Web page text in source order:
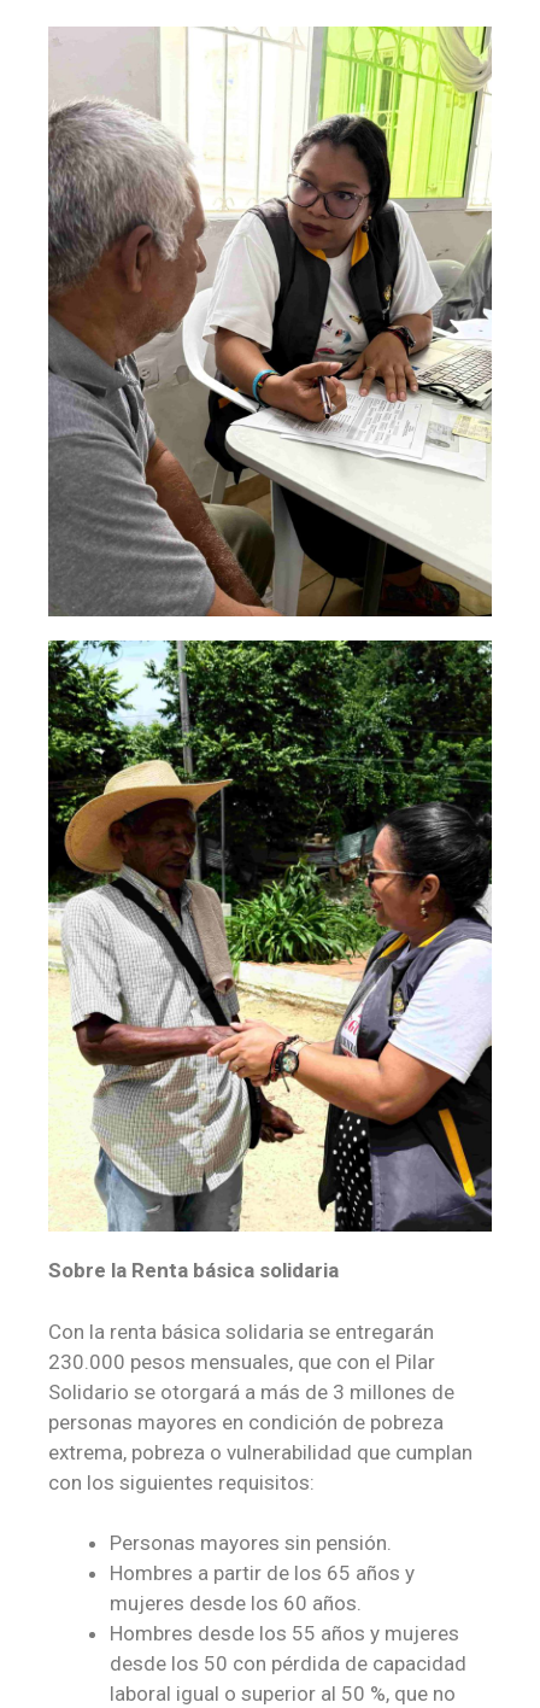
Sobre la Renta básica solidaria
Con la renta básica solidaria se entregarán
230.000 pesos mensuales, que con el Pilar
Solidario se otorgará a más de 3 millones de
personas mayores en condición de pobreza
extrema, pobreza o vulnerabilidad que cumplan
con los siguientes requisitos:
Personas mayores sin pensión.
Hombres a partir de los 65 años y
mujeres desde los 60 años.
Hombres desde los 55 años y mujeres
desde los 50 con pérdida de capacidad
laboral igual o superior al 50 %, que no